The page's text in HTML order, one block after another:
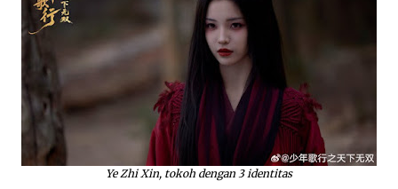
Ye Zhi Xin, tokoh dengan 3 identitas